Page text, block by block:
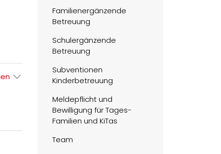
Familienergänzende
Betreuung
Schulergänzende
Betreuung
Subventionen
Kinderbetreuung
Meldepflicht und
Bewilligung für Tages-
Familien und KiTas
Team